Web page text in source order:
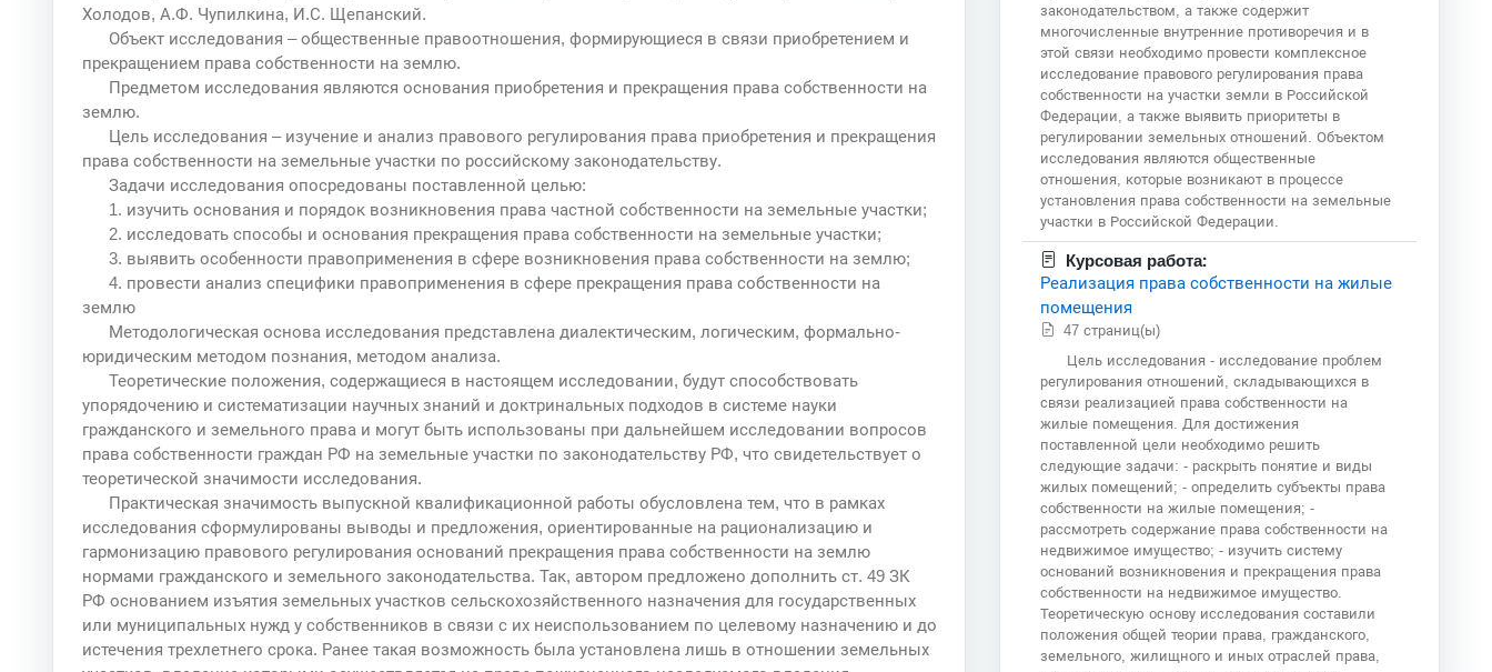
Холодов, А.Ф. Чупилкина, И.С. Щепанский.
Объект исследования – общественные правоотношения, формирующиеся в связи приобретением и
прекращением права собственности на землю.
Предметом исследования являются основания приобретения и прекращения права собственности на
землю.
Цель исследования – изучение и анализ правового регулирования права приобретения и прекращения
права собственности на земельные участки по российскому законодательству.
Задачи исследования опосредованы поставленной целью:
1. изучить основания и порядок возникновения права частной собственности на земельные участки;
2. исследовать способы и основания прекращения права собственности на земельные участки;
3. выявить особенности правоприменения в сфере возникновения права собственности на землю;
4. провести анализ специфики правоприменения в сфере прекращения права собственности на
землю
Методологическая основа исследования представлена диалектическим, логическим, формально-
юридическим методом познания, методом анализа.
Теоретические положения, содержащиеся в настоящем исследовании, будут способствовать
упорядочению и систематизации научных знаний и доктринальных подходов в системе науки
гражданского и земельного права и могут быть использованы при дальнейшем исследовании вопросов
права собственности граждан РФ на земельные участки по законодательству РФ, что свидетельствует о
теоретической значимости исследования.
Практическая значимость выпускной квалификационной работы обусловлена тем, что в рамках
исследования сформулированы выводы и предложения, ориентированные на рационализацию и
гармонизацию правового регулирования оснований прекращения права собственности на землю
нормами гражданского и земельного законодательства. Так, автором предложено дополнить ст. 49 ЗК
РФ основанием изъятия земельных участков сельскохозяйственного назначения для государственных
или муниципальных нужд у собственников в связи с их неиспользованием по целевому назначению и до
истечения трехлетнего срока. Ранее такая возможность была установлена лишь в отношении земельных
законодательством, а также содержит
многочисленные внутренние противоречия и в
этой связи необходимо провести комплексное
исследование правового регулирования права
собственности на участки земли в Российской
Федерации, а также выявить приоритеты в
регулировании земельных отношений. Объектом
исследования являются общественные
отношения, которые возникают в процессе
установления права собственности на земельные
участки в Российской Федерации.
Курсовая работа:
Реализация права собственности на жилые
помещения
47 страниц(ы)
Цель исследования - исследование проблем
регулирования отношений, складывающихся в
связи реализацией права собственности на
жилые помещения. Для достижения
поставленной цели необходимо решить
следующие задачи: - раскрыть понятие и виды
жилых помещений; - определить субъекты права
собственности на жилые помещения; -
рассмотреть содержание права собственности на
недвижимое имущество; - изучить систему
оснований возникновения и прекращения права
собственности на недвижимое имущество.
Теоретическую основу исследования составили
положения общей теории права, гражданского,
земельного, жилищного и иных отраслей права,